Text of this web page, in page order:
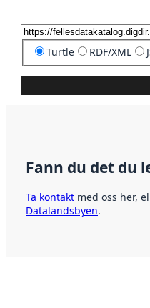
Turtle RDF/XML
Fann du det du
Ta kontakt med oss her,
Datalandsbyen.